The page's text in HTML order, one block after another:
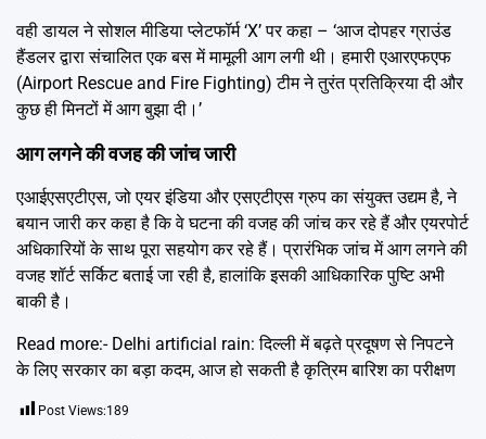
वही डायल ने सोशल मीडिया प्लेटफॉर्म ‘X’ पर कहा – ‘आज दोपहर ग्राउंड
हैंडलर द्वारा संचालित एक बस में मामूली आग लगी थी। हमारी एआरएफएफ
(Airport Rescue and Fire Fighting) टीम ने तुरंत प्रतिक्रिया दी और
कुछ ही मिनटों में आग बुझा दी।’
आग लगने की वजह की जांच जारी
एआईएसएटीएस, जो एयर इंडिया और एसएटीएस ग्रुप का संयुक्त उद्यम है, ने
बयान जारी कर कहा है कि वे घटना की वजह की जांच कर रहे हैं और एयरपोर्ट
अधिकारियों के साथ पूरा सहयोग कर रहे हैं। प्रारंभिक जांच में आग लगने की
वजह शॉर्ट सर्किट बताई जा रही है, हालांकि इसकी आधिकारिक पुष्टि अभी
बाकी है।
Read more:- Delhi artificial rain: दिल्ली में बढ़ते प्रदूषण से निपटने
के लिए सरकार का बड़ा कदम, आज हो सकती है कृत्रिम बारिश का परीक्षण
Post Views:189